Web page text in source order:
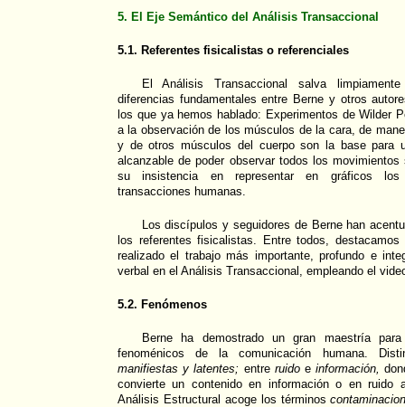
5. El Eje Semántico del Análisis Transaccional
5.1. Referentes fisicalistas o referenciales
El Análisis Transaccional salva
diferencias fundamentales entre Berne y otros
los que ya hemos hablado: Experimentos de Wilder
a la observación de los músculos de la cara, de
y de otros músculos del cuerpo son la base para
alcanzable de poder observar todos los
su insistencia en representar en gráficos los
transacciones humanas.
Los discípulos y seguidores de Berne han
los referentes fisicalistas. Entre todos,
realizado el trabajo más importante, profundo e
verbal en el Análisis Transaccional, empleando el
5.2. Fenómenos
Berne ha demostrado un gran maestría
fenoménicos de la comunicación humana.
manifiestas y latentes; entre ruidoeinformación,
convierte un contenido en información o en ruido
Análisis Estructural acoge los términos